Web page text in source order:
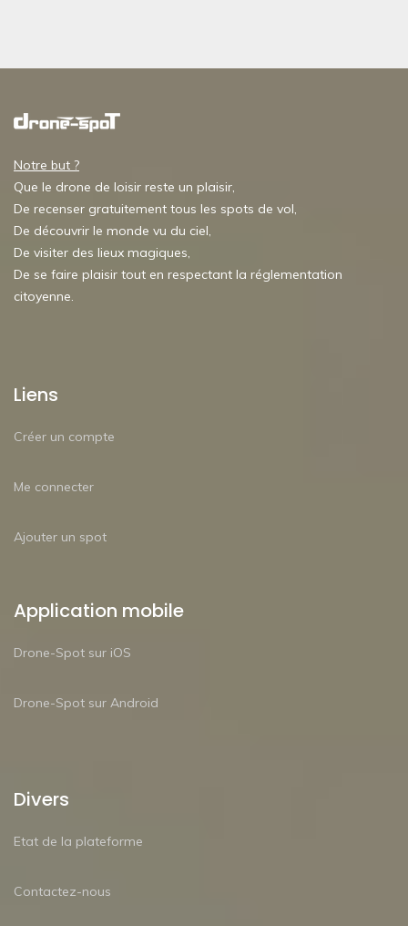
Notre but ?
Que le drone de loisir reste un plaisir,
De recenser gratuitement tous les spots de vol,
De découvrir le monde vu du ciel,
De visiter des lieux magiques,
De se faire plaisir tout en respectant la réglementation
citoyenne.
Liens
Créer un compte
Me connecter
Ajouter un spot
Application mobile
Drone-Spot sur iOS
Drone-Spot sur Android
Divers
Etat de la plateforme
Contactez-nous